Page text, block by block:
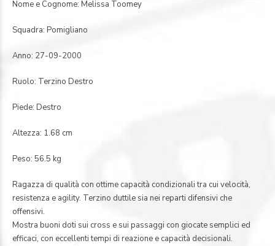
Nome e Cognome: Melissa Toomey
Squadra: Pomigliano
Anno: 27-09-2000
Ruolo: Terzino Destro
Piede: Destro
Altezza: 1.68 cm
Peso: 56.5 kg
Ragazza di qualità con ottime capacità condizionali tra cui velocità,
resistenza e agility. Terzino duttile sia nei reparti difensivi che
offensivi.
Mostra buoni doti sui cross e sui passaggi con giocate semplici ed
efficaci, con eccellenti tempi di reazione e capacità decisionali.